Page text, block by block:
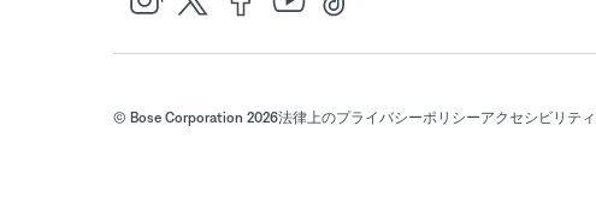
© Bose Corporation 2026法律上のプライバシーポリシーアクセシビリティ